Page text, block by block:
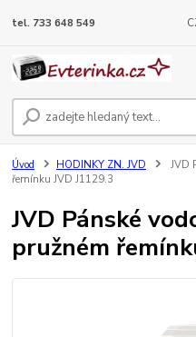
tel. 733 648 549
Úvod HODINKY ZN. JVD
JVD
řemínku JVD J1129.3
JVD Pánské
pružném